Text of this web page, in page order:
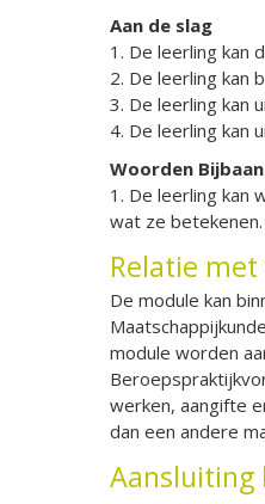
Aan de slag
1. De leerling kan
2. De leerling kan
3. De leerling kan
4. De leerling kan
Woorden
1. De leerling kan
wat ze betekenen.
Relatie met
De module kan
module worden
werken, aangifte
dan een andere
Aansluiting